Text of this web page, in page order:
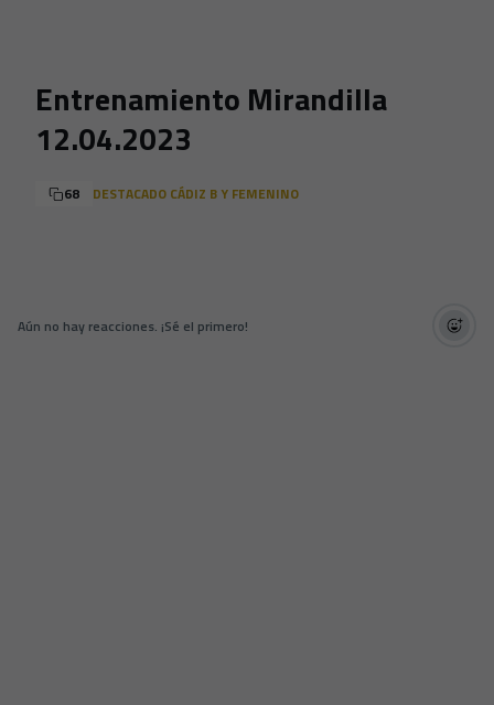
Entrenamiento Mirandilla
12.04.2023
68 DESTACADO CÁDIZ B Y FEMENINO
Aún no hay reacciones. ¡Sé el primero!